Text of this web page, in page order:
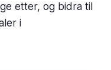
etter, og bidra til
i